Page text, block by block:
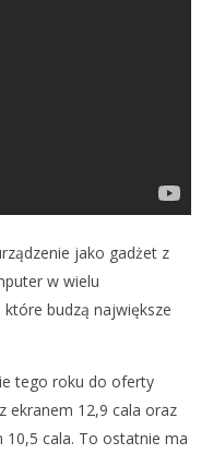
jako gadżet z
w wielu
budzą największe
tego roku do oferty
ekranem 12,9 cala oraz
10,5 cala. To ostatnie ma